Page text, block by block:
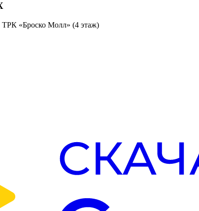
ТРК «Броско Молл» (4 этаж)